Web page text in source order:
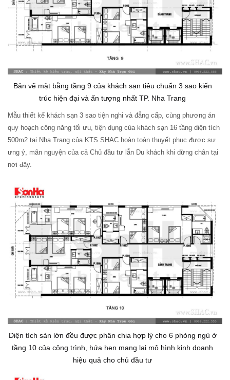
Bản vẽ mặt bằng tầng 9 của khách sạn tiêu chuẩn 3 sao kiến
trúc hiện đại và ấn tượng nhất TP. Nha Trang
Mẫu thiết kế khách sạn 3 sao tiện nghi và đẳng cấp, cùng phương án
quy hoạch công năng tối ưu, tiện dụng của khách sạn 16 tầng diện tích
500m2 tại Nha Trang của KTS SHAC hoàn toàn thuyết phục được sự
ưng ý, mãn nguyện của cả Chủ đầu tư lẫn Du khách khi dừng chân tại
nơi đây.
Diện tích sàn lớn đều được phân chia hợp lý cho 6 phòng ngủ ở
tầng 10 của công trình, hứa hẹn mang lại mô hình kinh doanh
hiệu quả cho chủ đầu tư